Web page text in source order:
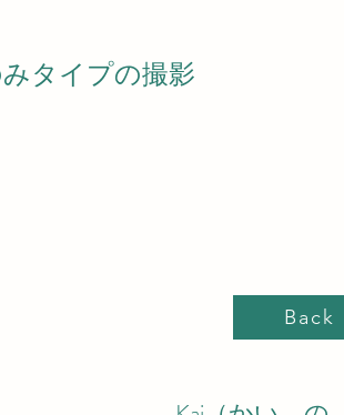
みタイプの撮影
Back